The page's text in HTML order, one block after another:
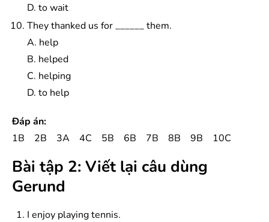
D. to wait
They thanked us for ______ them.
A. help
B. helped
C. helping
D. to help
Đáp án:
1B 2B 3A 4C 5B 6B 7B 8B 9B 10C
Bài tập 2: Viết lại câu dùng
Gerund
I enjoy playing tennis.